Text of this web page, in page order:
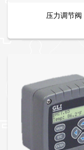
压力调节阀